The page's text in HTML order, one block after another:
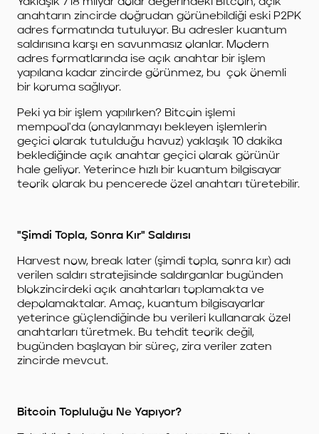
anahtarın zincirde doğrudan görünebildiği eski P2PK
adres formatında tutuluyor. Bu adresler kuantum
saldırısına karşı en savunmasız olanlar. Modern
adres formatlarında ise açık anahtar bir işlem
yapılana kadar zincirde görünmez, bu çok önemli
bir koruma sağlıyor.
Peki ya bir işlem yapılırken? Bitcoin işlemi
mempool'da (onaylanmayı bekleyen işlemlerin
geçici olarak tutulduğu havuz) yaklaşık 10 dakika
beklediğinde açık anahtar geçici olarak görünür
hale geliyor. Yeterince hızlı bir kuantum bilgisayar
teorik olarak bu pencerede özel anahtarı türetebilir.
"Şimdi Topla, Sonra Kır" Saldırısı
Harvest now, break later (şimdi topla, sonra kır) adı
verilen saldırı stratejisinde saldırganlar bugünden
blokzincirdeki açık anahtarları toplamakta ve
depolamaktalar. Amaç, kuantum bilgisayarlar
yeterince güçlendiğinde bu verileri kullanarak özel
anahtarları türetmek. Bu tehdit teorik değil,
bugünden başlayan bir süreç, zira veriler zaten
zincirde mevcut.
Bitcoin Topluluğu Ne Yapıyor?